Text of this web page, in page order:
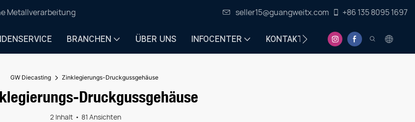
Metallverarbeitung seller15@guangweitx.com +86 135 8095 1697
BRANCHEN ÜBER UNS INFOCENTER KONTAKT
GW Diecasting Zinklegierungs-Druckgussgehäuse
Druckgussgehäuse
2 Inhalt 81 Ansichten